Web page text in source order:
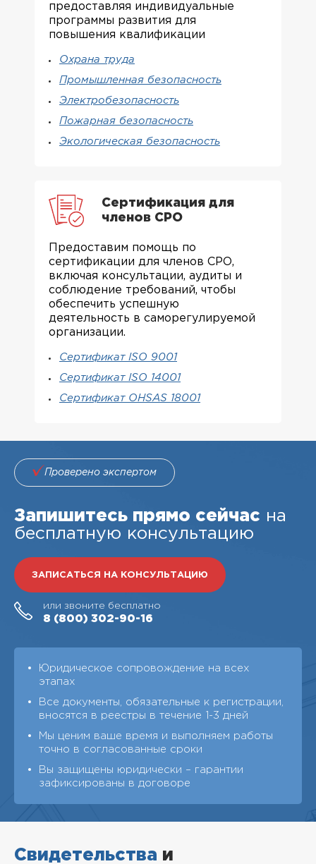
предоставляя индивидуальные
программы развития для
повышения квалификации
Охрана труда
Промышленная безопасность
Электробезопасность
Пожарная безопасность
Экологическая безопасность
Сертификация для
членов СРО
Предоставим помощь по
сертификации для членов СРО,
включая консультации, аудиты и
соблюдение требований, чтобы
обеспечить успешную
деятельность в саморегулируемой
организации.
Сертификат ISO 9001
Сертификат ISO 14001
Сертификат OHSAS 18001
Проверено экспертом
Запишитесь прямо сейчас на
бесплатную консультацию
ЗАПИСАТЬСЯ НА КОНСУЛЬТАЦИЮ
или звоните бесплатно
8 (800) 302-90-16
Юридическое сопровождение на всех
этапах
Все документы, обязательные к регистрации,
вносятся в реестры в течение 1-3 дней
Мы ценим ваше время и выполняем работы
точно в согласованные сроки
Вы защищены юридически – гарантии
зафиксированы в договоре
Свидетельства и